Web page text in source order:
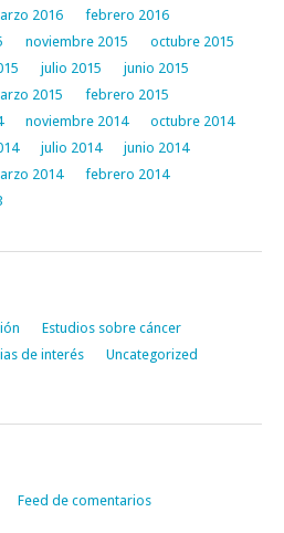
2016
febrero 2016
noviembre 2015
octubre 2015
julio 2015
junio 2015
2015
febrero 2015
noviembre 2014
octubre 2014
julio 2014
junio 2014
2014
febrero 2014
Estudios sobre cáncer
de interés
Uncategorized
Feed de comentarios